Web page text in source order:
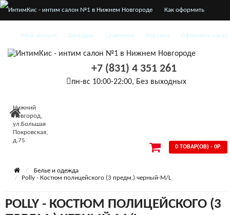
Как оформить
О нас
Доставка и оплата
Мой аккаунт Закладки Сравнение Корзина Оформить заказ
+7 (831) 4 351 261
пн-вс 10:00-22:00, Без выходных
Нижний
Новгород,
ул.Большая
Покровская,
д.75
0 ТОВАР(ОВ) - 0Р.
Белье и одежда
Polly - Костюм полицейского (3 предм.) черный-M/L
POLLY - КОСТЮМ ПОЛИЦЕЙСКОГО (3